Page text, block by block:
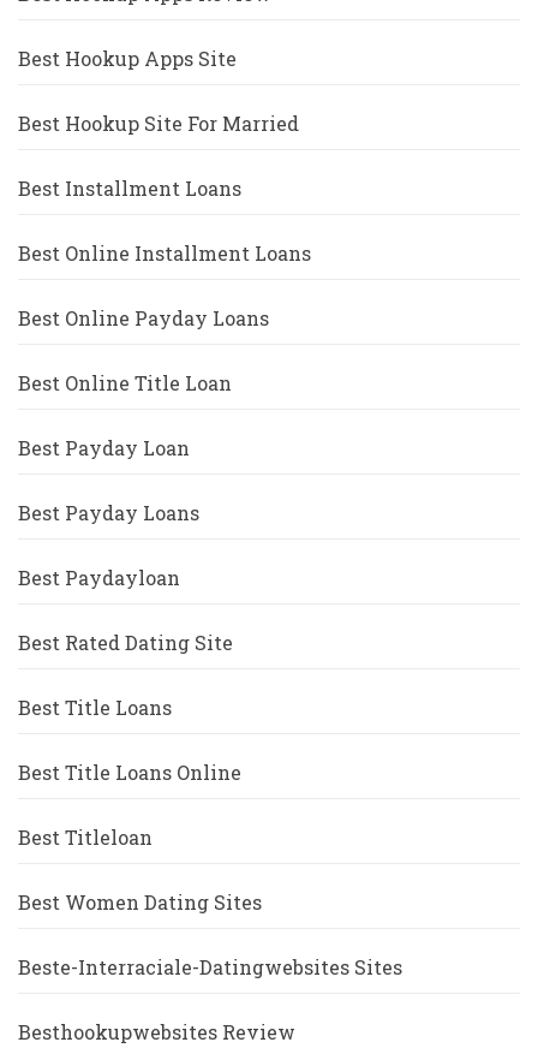
Best Hookup Apps Site
Best Hookup Site For Married
Best Installment Loans
Best Online Installment Loans
Best Online Payday Loans
Best Online Title Loan
Best Payday Loan
Best Payday Loans
Best Paydayloan
Best Rated Dating Site
Best Title Loans
Best Title Loans Online
Best Titleloan
Best Women Dating Sites
Beste-Interraciale-Datingwebsites Sites
Besthookupwebsites Review